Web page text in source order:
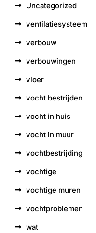
Uncategorized
ventilatiesysteem
verbouw
verbouwingen
vloer
vocht bestrijden
vocht in huis
vocht in muur
vochtbestrijding
vochtige
vochtige muren
vochtproblemen
wat